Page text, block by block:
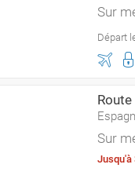
Sur
Départ
Sur
Jusqu'à